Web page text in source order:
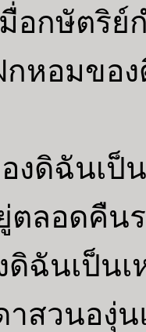
กษัตริย์
หอมขอ
ดิฉันเป็
ตลอดคืน
ดิฉันเป็น
สวนองุ่น